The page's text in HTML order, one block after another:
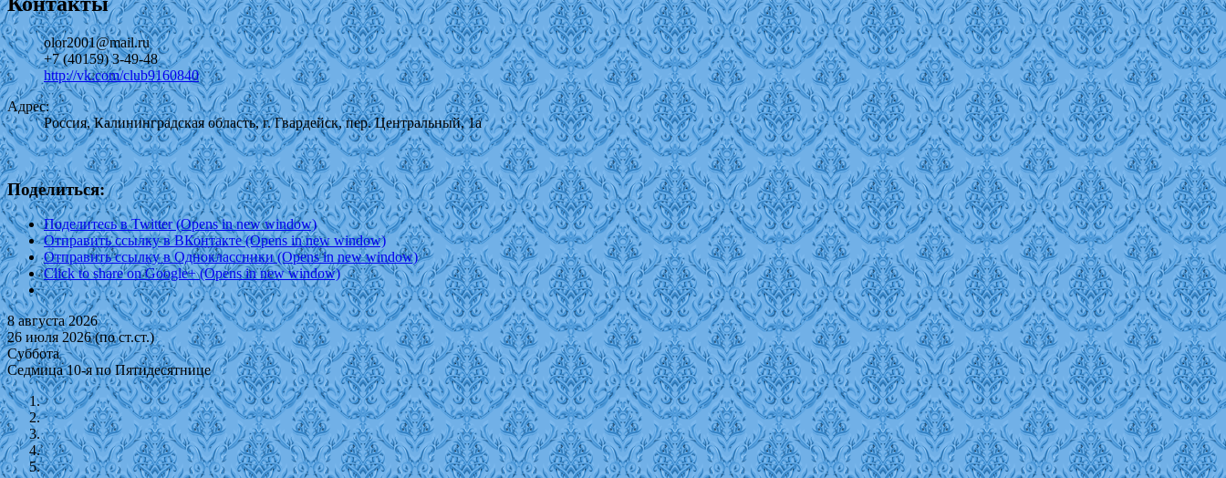
olor2001@mail.ru
+7 (40159) 3-49-48
http://vk.com/club9160840
Адрес:
Россия, Калининградская область, г. Гвардейск, пер. Центральный, 1а
Поделиться:
Поделитесь в Twitter (Opens in new window)
Отправить ссылку в ВКонтакте (Opens in new window)
Отправить ссылку в Одноклассники (Opens in new window)
Click to share on Google+ (Opens in new window)
8 августа 2026
26 июля 2026 (по ст.ст.)
Суббота
Седмица 10-я по Пятидесятнице